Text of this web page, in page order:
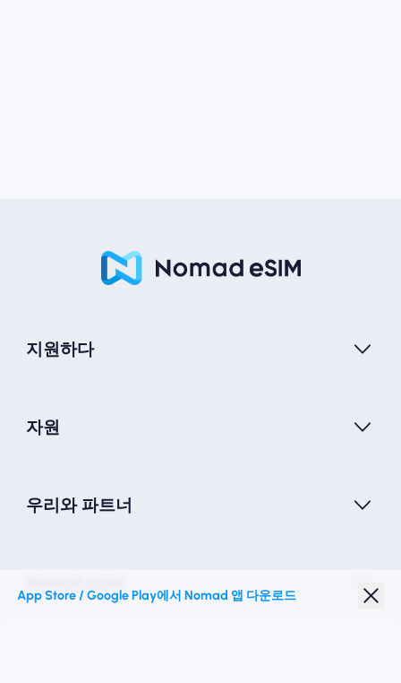
지원하다
자원
우리와 파트너
App Store / Google Play에서 Nomad 앱 다운로드